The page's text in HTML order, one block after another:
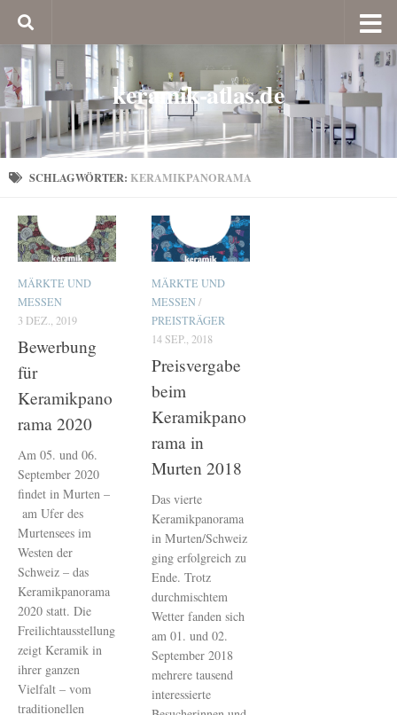
keramik-atlas.de
SCHLAGWÖRTER: KERAMIKPANORAMA
MÄRKTE UND
MESSEN
3 DEZ., 2019
Bewerbung
für
Keramikpano
rama 2020
Am 05. und 06.
September 2020
findet in Murten –
am Ufer des
Murtensees im
Westen der
Schweiz – das
Keramikpanorama
2020 statt. Die
Freilichtausstellung
zeigt Keramik in
ihrer ganzen
Vielfalt – vom
traditionellen
MÄRKTE UND
MESSEN/
PREISTRÄGER
14 SEP., 2018
Preisvergabe
beim
Keramikpano
rama in
Murten 2018
Das vierte
Keramikpanorama
in Murten/Schweiz
ging erfolgreich zu
Ende. Trotz
durchmischtem
Wetter fanden sich
am 01. und 02.
September 2018
mehrere tausend
interessierte